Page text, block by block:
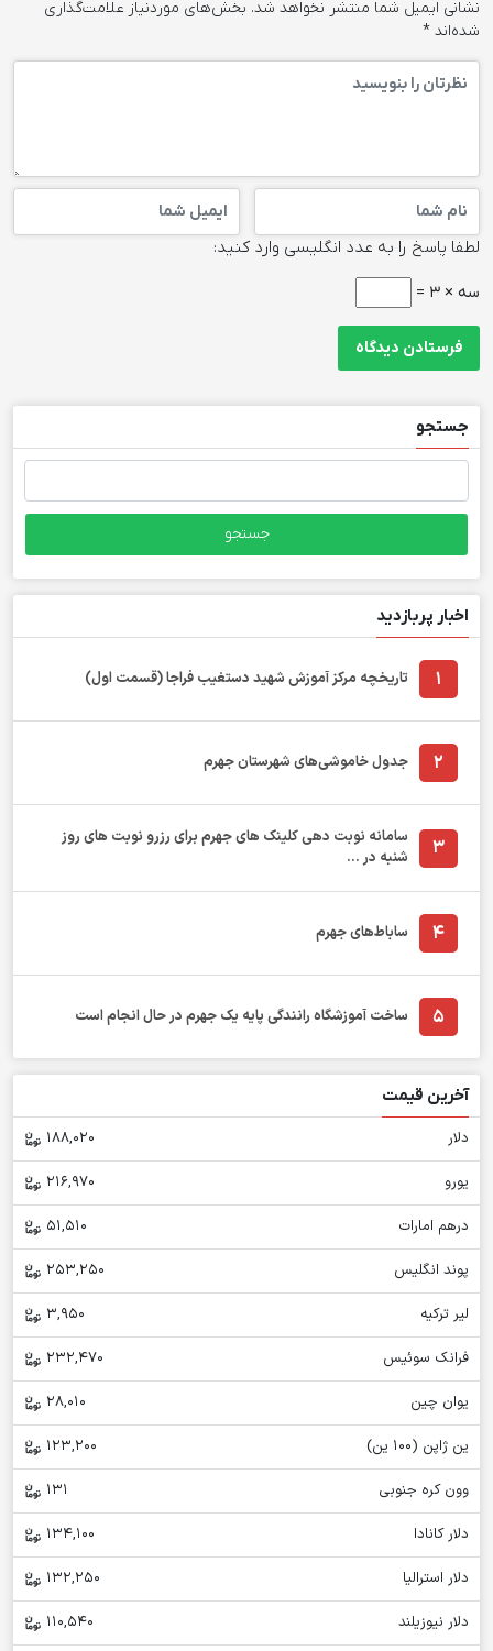
نشانی ایمیل شما منتشر نخواهد شد. بخش‌های موردنیاز علامت‌گذاری
شده‌اند *
لطفا پاسخ را به عدد انگلیسی وارد کنید:
سه × 3 =
جستجو
جستجو
اخبار پربازدید
1 تاریخچه مرکز آموزش شهید دستغیب فراجا (قسمت اول)
2 جدول خاموشی‌های شهرستان جهرم
3
سامانه نوبت دهی کلینک های جهرم برای رزرو نوبت های روز
شنبه در ...
4 ساباط‌های جهرم
5 ساخت آموزشگاه رانندگی پایه یک جهرم در حال انجام است
آخرین قیمت
دلار
188,020
یورو
216,970
درهم امارات
51,510
پوند انگلیس
253,250
لیر ترکیه
3,950
فرانک سوئیس
232,470
یوان چین
28,010
ین ژاپن (100 ین)
123,200
وون کره جنوبی
131
دلار کانادا
134,100
دلار استرالیا
132,250
دلار نیوزیلند
110,540